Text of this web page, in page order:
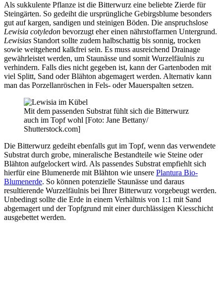
Als sukkulente Pflanze ist die Bitterwurz eine beliebte Zierde für
Steingärten. So gedeiht die ursprüngliche Gebirgsblume besonders
gut auf kargen, sandigen und steinigen Böden. Die anspruchslose
Lewisia cotyledon bevorzugt eher einen nährstoffarmen Untergrund.
Lewisias Standort sollte zudem halbschattig bis sonnig, trocken
sowie weitgehend kalkfrei sein. Es muss ausreichend Drainage
gewährleistet werden, um Staunässe und somit Wurzelfäulnis zu
verhindern. Falls dies nicht gegeben ist, kann der Gartenboden mit
viel Splitt, Sand oder Blähton abgemagert werden. Alternativ kann
man das Porzellanröschen in Fels- oder Mauerspalten setzen.
Mit dem passenden Substrat fühlt sich die Bitterwurz
auch im Topf wohl [Foto: Jane Bettany/
Shutterstock.com]
Die Bitterwurz gedeiht ebenfalls gut im Topf, wenn das verwendete
Substrat durch grobe, mineralische Bestandteile wie Steine oder
Blähton aufgelockert wird. Als passendes Substrat empfiehlt sich
hierfür eine Blumenerde mit Blähton wie unsere Plantura Bio-
Blumenerde. So können potenzielle Staunässe und daraus
resultierende Wurzelfäulnis bei Ihrer Bitterwurz vorgebeugt werden.
Unbedingt sollte die Erde in einem Verhältnis von 1:1 mit Sand
abgemagert und der Topfgrund mit einer durchlässigen Kiesschicht
ausgebettet werden.